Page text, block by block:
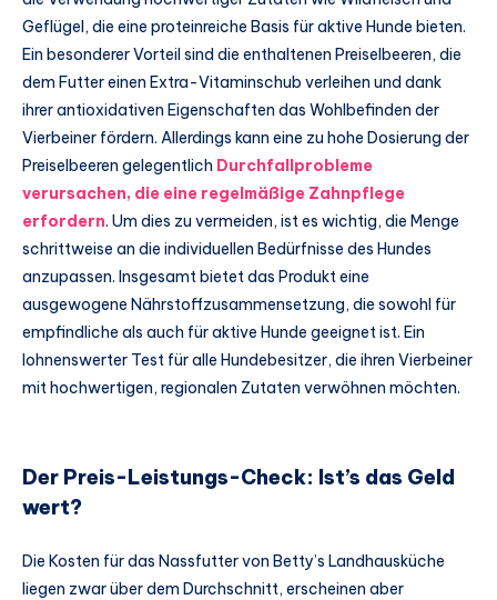
Geflügel, die eine proteinreiche Basis für aktive Hunde bieten.
Ein besonderer Vorteil sind die enthaltenen Preiselbeeren, die
dem Futter einen Extra-Vitaminschub verleihen und dank
ihrer antioxidativen Eigenschaften das Wohlbefinden der
Vierbeiner fördern. Allerdings kann eine zu hohe Dosierung der
Preiselbeeren gelegentlich Durchfallprobleme
verursachen, die eine regelmäßige Zahnpflege
erfordern. Um dies zu vermeiden, ist es wichtig, die Menge
schrittweise an die individuellen Bedürfnisse des Hundes
anzupassen. Insgesamt bietet das Produkt eine
ausgewogene Nährstoffzusammensetzung, die sowohl für
empfindliche als auch für aktive Hunde geeignet ist. Ein
lohnenswerter Test für alle Hundebesitzer, die ihren Vierbeiner
mit hochwertigen, regionalen Zutaten verwöhnen möchten.
Der Preis-Leistungs-Check: Ist’s das Geld
wert?
Die Kosten für das Nassfutter von Betty’s Landhausküche
liegen zwar über dem Durchschnitt, erscheinen aber